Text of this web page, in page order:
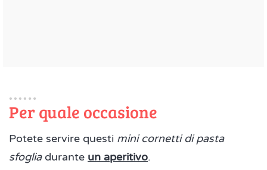
Per quale occasione
Potete servire questi mini cornetti di pasta
sfoglia durante un aperitivo.